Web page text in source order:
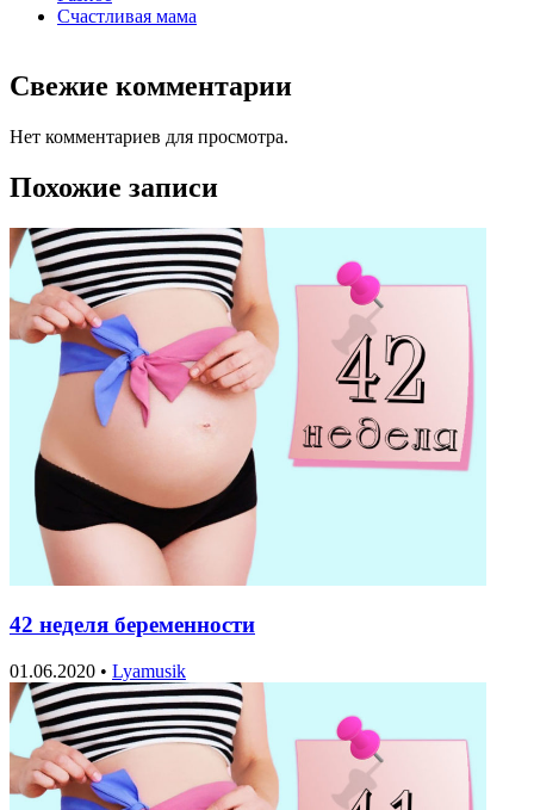
Счастливая мама
Свежие комментарии
Нет комментариев для просмотра.
Похожие записи
42 неделя беременности
01.06.2020 • Lyamusik